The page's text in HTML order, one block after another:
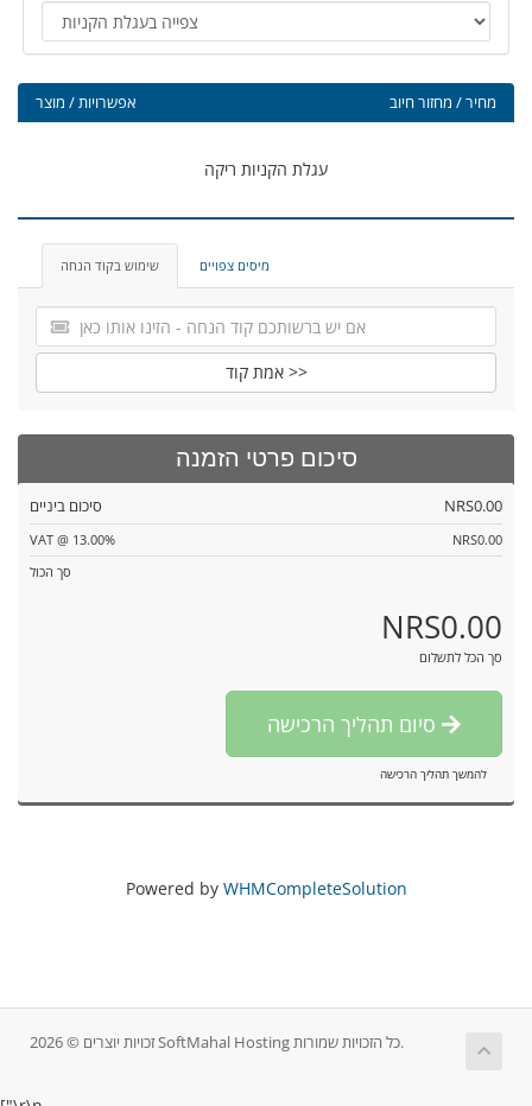
אפשרויות / מוצר מחיר / מחזור חיוב
עגלת הקניות ריקה
שימוש בקוד הנחה מיסים צפויים
אמת קוד >>
סיכום פרטי הזמנה
סיכום ביניים NRS0.00
VAT @ 13.00%
NRS0.00
סך הכול
NRS0.00
סך הכל לתשלום
להמשך תהליך הרכישה
Powered by WHMCompleteSolution
זכויות יוצרים © 2026 SoftMahal Hosting כל הזכויות שמורות.